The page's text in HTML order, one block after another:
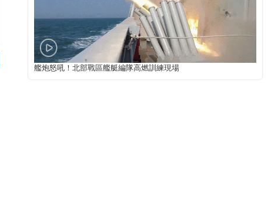
艦炮怒吼！北部戰區艦艇編隊高燃訓練現場